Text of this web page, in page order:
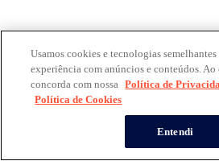
Usamos cookies e tecnologias
experiência com anúncios e conteúdos.
concorda com nossa Política de
Política de Cookies
Entendi